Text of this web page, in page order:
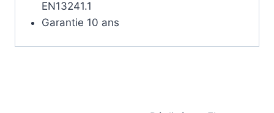
EN13241.1
Garantie 10 ans